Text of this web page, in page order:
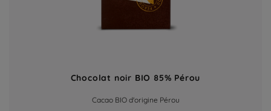
Chocolat noir BIO 85% Pérou
Cacao BIO d'origine Pérou